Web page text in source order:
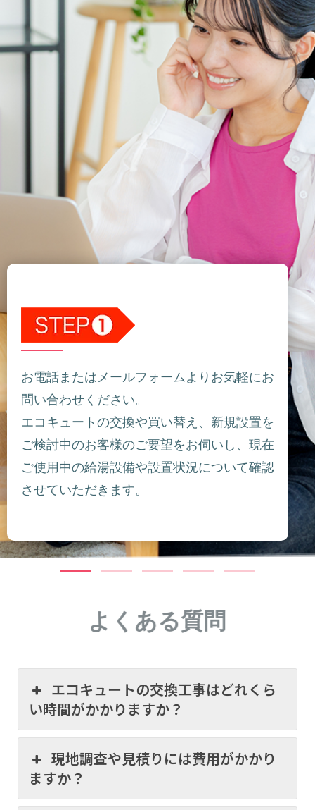
お電話またはメールフォームよりお気軽にお
問い合わせください。
エコキュートの交換や買い替え、新規設置を
ご検討中のお客様のご要望をお伺いし、現在
ご使用中の給湯設備や設置状況について確認
させていただきます。
よくある質問
エコキュートの交換工事はどれくら
い時間がかかりますか？
現地調査や見積りには費用がかかり
ますか？